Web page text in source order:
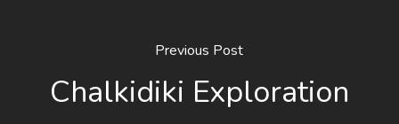
Previous Post
Chalkidiki Exploration